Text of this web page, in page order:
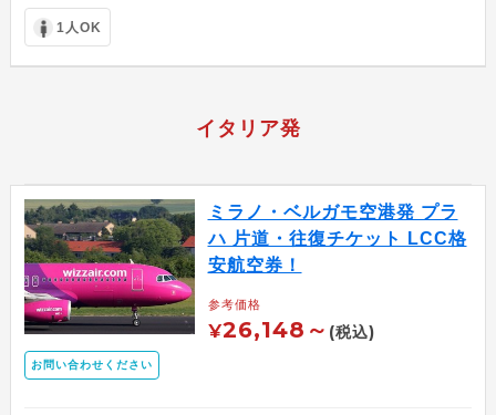
1人OK
イタリア発
お問い合わせください
ミラノ・ベルガモ空港発 プラ
ハ 片道・往復チケット LCC格
安航空券！
参考価格
¥26,148～ (税込)